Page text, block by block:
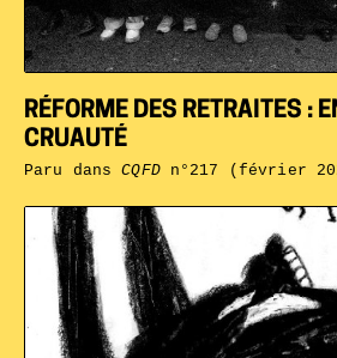
RÉFORME DES RETRAITES :
CRUAUTÉ
Paru dansCQFDn°217 (février